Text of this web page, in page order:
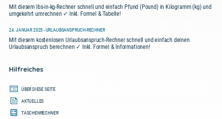
Mit diesem lbs-in-kg-Rechner schnell und einfach Pfund (Pound) in Kilogramm (kg) und
umgekehrt umrechnen ✓ Inkl. Formel & Tabelle!
24. JANUAR 2025 - URLAUBSANSPRUCH-RECHNER
Mit diesem kostenlosen Urlaubsanspruch-Rechner schnell und einfach deinen
Urlaubsanspruch berechnen ✓ Inkl. Formel & Informationen!
Hilfreiches
ÜBER DIESE SEITE
AKTUELLES
TASCHENRECHNER